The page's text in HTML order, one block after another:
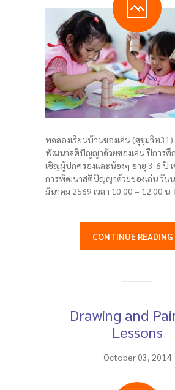
ทดลองเรียนบ้านของเล่น (สุขุมวิท
พัฒนาสติปัญญาด้วยของเล่น ปีการศึ
เชิญผู้ปกครองและน้องๆ อายุ 3-6 ปี เ
การพัฒนาสติปัญญาด้วยของเล่น วัน
มีนาคม 2569 เวลา 10.00 – 12.00 น.
CONTINUE READING
Drawing and
Lessons
October 03, 2014